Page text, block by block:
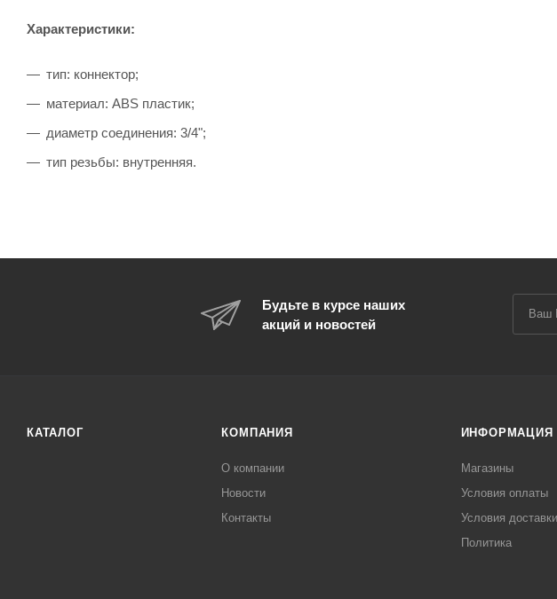
Характеристики:
тип: коннектор;
материал: ABS пластик;
диаметр соединения: 3/4";
тип резьбы: внутренняя.
Будьте в курсе наших
акций и новостей
КАТАЛОГ КОМПАНИЯ
О компании
Новости
Контакты
ИНФОРМАЦИЯ
Магазины
Условия оплаты
Условия доставки
Политика